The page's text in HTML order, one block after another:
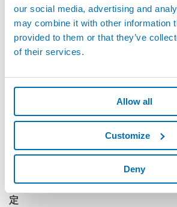
our social media, advertising and
may combine it with other information
provided to them or that they’ve
of their services.
Allow all
Customize
Deny
T3LPQ - 漏れ流量テスター：流量セ
定